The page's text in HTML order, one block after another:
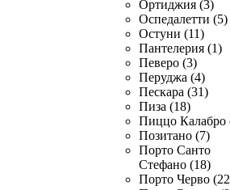
Ортиджия (3)
Оспедалетти (5)
Остуни (11)
Пантелерия (1)
Певеро (3)
Перуджа (4)
Пескара (31)
Пиза (18)
Пиццо Калабро
Позитано (7)
Порто Санто
Стефано (18)
Порто Черво